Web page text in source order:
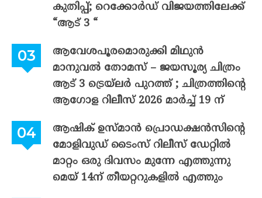
കുതിപ്പ്; റെക്കോർഡ് വിജയത്തിലേക്ക്
“ആട് 3 “
ആവേശപൂരമൊരുക്കി മിഥുൻ
മാനുവൽ തോമസ് – ജയസൂര്യ ചിത്രം
ആട് 3 ട്രെയ്‌ലർ പുറത്ത് ; ചിത്രത്തിന്റെ
ആഗോള റിലീസ് 2026 മാർച്ച് 19 ന്
ആഷിക് ഉസ്മാൻ പ്രൊഡക്ഷൻസിന്റെ
മോളിവുഡ് ടൈംസ് റിലീസ് ഡേറ്റിൽ
മാറ്റം ഒരു ദിവസം മുന്നേ എത്തുന്നു
മെയ് 14ന് തീയറ്ററുകളിൽ എത്തും